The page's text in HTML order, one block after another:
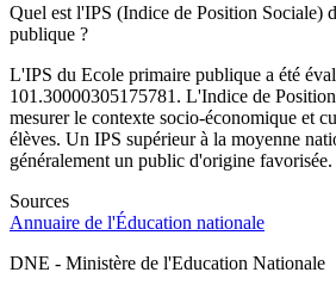
Quel est l'IPS (Indice de Position Sociale)
publique ?
L'IPS du Ecole primaire publique a été
101.30000305175781. L'Indice de
mesurer le contexte socio-économique et
élèves. Un IPS supérieur à la moyenne
généralement un public d'origine favorisée.
Sources
Annuaire de l'Éducation nationale
DNE - Ministère de l'Education Nationale